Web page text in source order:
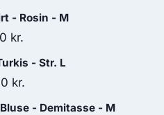
price
- Rosin - M
kr.
price
- Str. L
kr.
price
- Demitasse - M